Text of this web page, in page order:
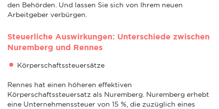
den Behörden. Und lassen Sie sich von Ihrem neuen
Arbeitgeber verbürgen.
Steuerliche Auswirkungen: Unterschiede zwischen
Nuremberg und Rennes
Körperschaftssteuersätze
Rennes hat einen höheren effektiven
Körperschaftssteuersatz als Nuremberg. Nuremberg erhebt
eine Unternehmenssteuer von 15 %, die zuzüglich eines